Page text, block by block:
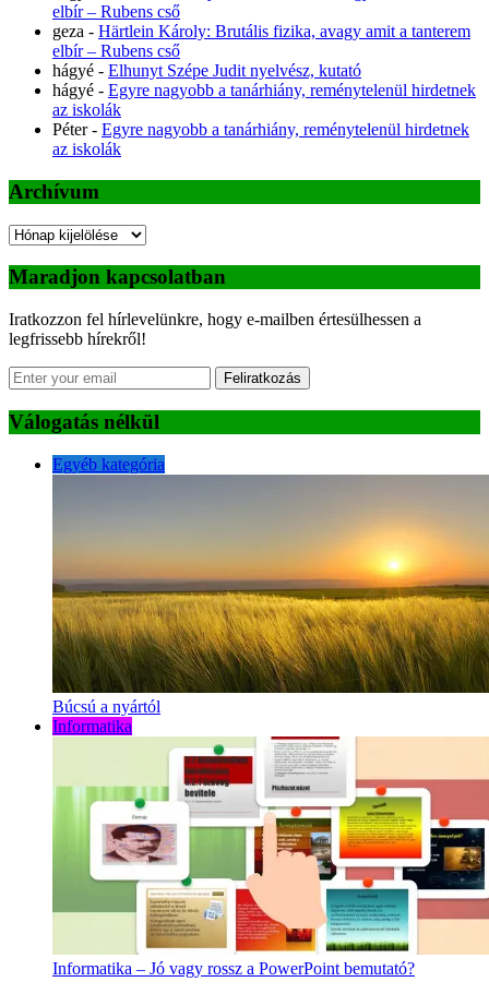
elbír – Rubens cső
geza - Härtlein Károly: Brutális fizika, avagy amit a tanterem
elbír – Rubens cső
hágyé - Elhunyt Szépe Judit nyelvész, kutató
hágyé - Egyre nagyobb a tanárhiány, reménytelenül hirdetnek
az iskolák
Péter- Egyre nagyobb a tanárhiány, reménytelenül hirdetnek
az iskolák
Archívum
Archívum
Maradjon kapcsolatban
Iratkozzon fel hírlevelünkre, hogy e-mailben értesülhessen a
legfrissebb hírekről!
Feliratkozás
Válogatás nélkül
Egyéb kategória
Búcsú a nyártól
Informatika
Informatika – Jó vagy rossz a PowerPoint bemutató?